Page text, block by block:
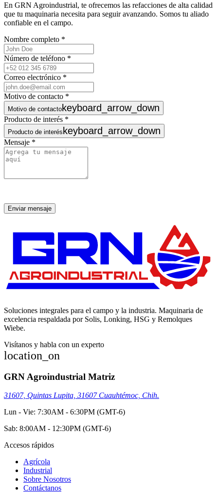
En GRN Agroindustrial, te ofrecemos las refacciones de alta calidad
que tu maquinaria necesita para seguir avanzando. Somos tu aliado
confiable en el campo.
Nombre completo *
Número de teléfono *
Correo electrónico *
Motivo de contacto *
Motivo de contactokeyboard_arrow_down
Producto de interés *
Producto de interéskeyboard_arrow_down
Mensaje *
Enviar mensaje
Soluciones integrales para el campo y la industria. Maquinaria de
excelencia respaldada por Solis, Lonking, HSG y Remolques
Wiebe.
Visítanos y habla con un experto
location_on
GRN Agroindustrial Matriz
31607, Quintas Lupita, 31607 Cuauhtémoc, Chih.
Lun - Vie: 7:30AM - 6:30PM (GMT-6)
Sab: 8:00AM - 12:30PM (GMT-6)
Accesos rápidos
Agrícola
Industrial
Sobre Nosotros
Contáctanos